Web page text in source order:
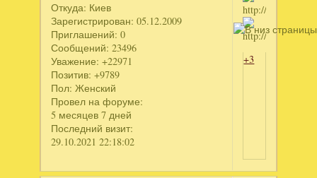
Откуда: Киев
Зарегистрирован: 05.12.2009
Приглашений: 0
Сообщений: 23496
Уважение: +22971
Позитив: +9789
Пол: Женский
Провел на форуме:
5 месяцев 7 дней
Последний визит:
29.10.2021 22:18:02
+3